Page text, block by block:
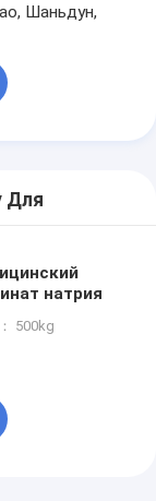
Шаньдун,
Для
натрия
500kg